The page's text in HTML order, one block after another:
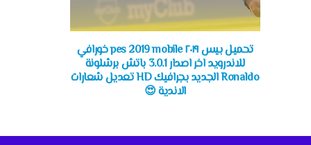
تحميل بيس ٢٠١٩ pes 2019 mobile خورافي
للاندرويد اخر اصدار 3.0.1 باتش برشلونة
Ronaldo الجديد بجرافيك HD تعديل شعارات
الاندية 😍